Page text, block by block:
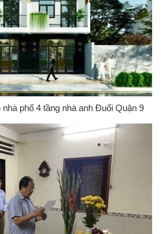
phố 4 tầng nhà anh Đuổi Quận 9